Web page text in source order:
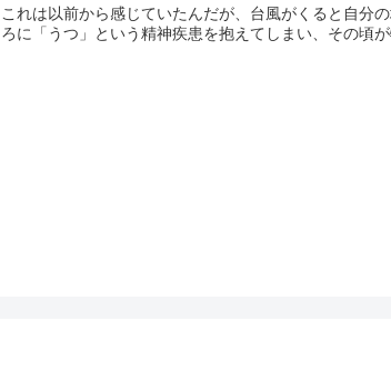
これは以前から感じていたんだが、台風がくると自分
ろに「うつ」という精神疾患を抱えてしまい、その頃が